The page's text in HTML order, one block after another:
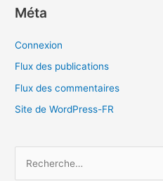
Méta
Connexion
Flux des publications
Flux des commentaires
Site de WordPress-FR